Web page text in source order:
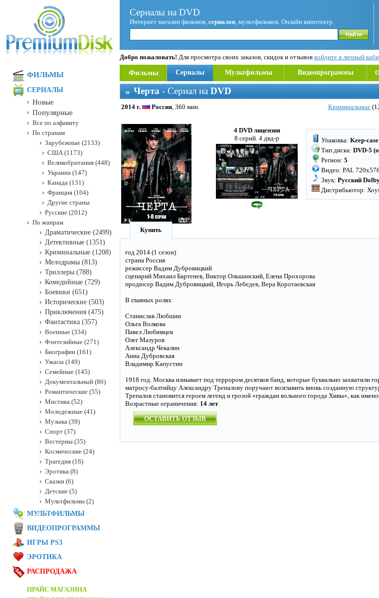
Сериалы на DVD
Интернет магазин фильмов, сериалов, мультфильмов. Онлайн кинотеатр.
Добро пожаловать! Для просмотра своих заказов, скидок и отзывов войдите в личный
Фильмы Сериалы Мультфильмы Видеопрограммы
Черта - Сериал на DVD
2014 г. Россия, 360 мин. Криминальные
4 DVD лицензия
8 серий. 4 двд-р
Упаковка: Keep-case
Тип диска: DVD-5
Регион: 5
Видео: PAL
Звук: Русский
Дистрибьютор:
Купить
год 2014 (1 сезон)
страна Россия
режиссер Вадим Дубровицкий
сценарий Михаил Бартенев, Виктор Ольшанский, Елена Прохорова
продюсер Вадим Дубровицкий, Игорь Лебедев, Вера Коротаевская
В главных ролях:
Станислав Любшин
Ольга Волкова
Павел Любимцев
Олег Мазуров
Александр Чекалин
Анна Дубровская
Владимир Капустин
1918 год. Москва изнывает под террором десятков банд, которые буквально захватили
матросу-балтийцу Александру Трепалову поручают возглавить вновь созданную
Трепалов становится героем легенд и грозой «граждан вольного города Хивы», как
Возрастные ограничения: 14 лет
ОСТАВИТЬ ОТЗЫВ
ФИЛЬМЫ
СЕРИАЛЫ
Новые
Популярные
Все по алфавиту
По странам
Зарубежные (2133)
США (1173)
Великобритания (448)
Украина (147)
Канада (131)
Франция (104)
Другие страны
Русские (2012)
По жанрам
Драматические (2499)
Детективные (1351)
Криминальные (1208)
Мелодрамы (813)
Триллеры (788)
Комедийные (729)
Боевики (651)
Исторические (503)
Приключения (475)
Фантастика (357)
Военные (334)
Фэнтезийные (271)
Биографии (161)
Ужасы (149)
Семейные (145)
Документальный (86)
Романтические (55)
Мистика (52)
Молодежные (41)
Музыка (39)
Спорт (37)
Вестерны (35)
Космические (24)
Трагедия (16)
Эротика (8)
Сказки (6)
Детские (5)
Мультфильмы (2)
МУЛЬТФИЛЬМЫ
ВИДЕОПРОГРАММЫ
ИГРЫ PS3
ЭРОТИКА
РАСПРОДАЖА
ПРАЙС МАГАЗИНА